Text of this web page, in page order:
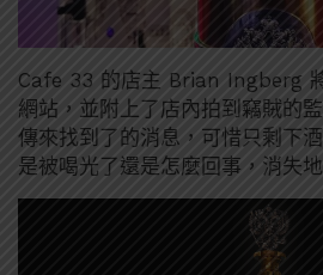
Cafe 33 的店主 Brian Ingberg
網站，並附上了店內拍到竊賊的
傳來找到了的消息，可惜只剩下
是被喝光了還是怎麼回事，消失